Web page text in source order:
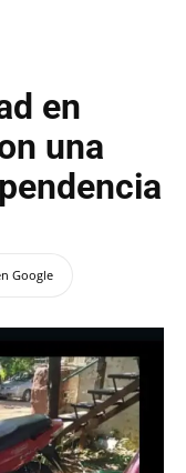
en
una
Google